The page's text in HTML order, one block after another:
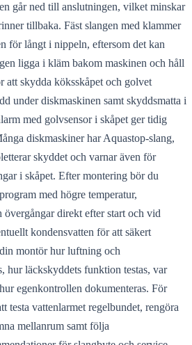
går ned till anslutningen, vilket minskar
tillbaka. Fäst slangen med klammer
för långt i nippeln, eftersom det kan
ligga i kläm bakom maskinen och håll
att skydda köksskåpet och golvet
under diskmaskinen samt skyddsmatta i
med golvsensor i skåpet ger tidig
diskmaskiner har Aquastop-slang,
skyddet och varnar även för
i skåpet. Efter montering bör du
med högre temperatur,
direkt efter start och vid
kondensvatten för att säkert
montör hur luftning och
hur läckskyddets funktion testas, var
egenkontrollen dokumenteras. För
testa vattenlarmet regelbundet, rengöra
mellanrum samt följa